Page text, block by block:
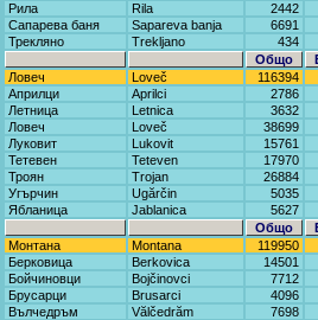
Рила
Rila 2442
Сапарева баня
Sapareva banja 6691
Трекляно
Trekljano 434
Общо
Ловеч
Loveč 116394
Априлци
Aprilci 2786
Летница
Letnica 3632
Ловеч
Loveč 38699
Луковит
Lukovit 15761
Тетевен
Teteven 17970
Троян
Trojan 26884
Угърчин
Ugărčin 5035
Ябланица
Jablanica 5627
Общо
Монтана
Montana 119950
Берковица
Berkovica 14501
Бойчиновци
Bojčinovci 7712
Брусарци
Brusarci 4096
Вълчедръм
Vălčedrăm 7698